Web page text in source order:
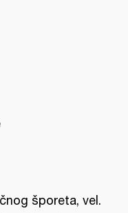
šporeta, vel.